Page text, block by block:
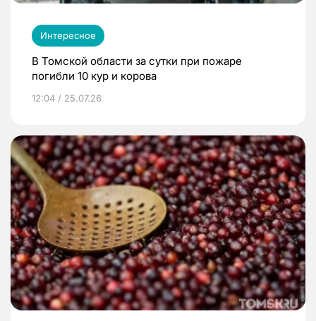
Интересное
В Томской области за сутки при пожаре
погибли 10 кур и корова
12:04 / 25.07.26